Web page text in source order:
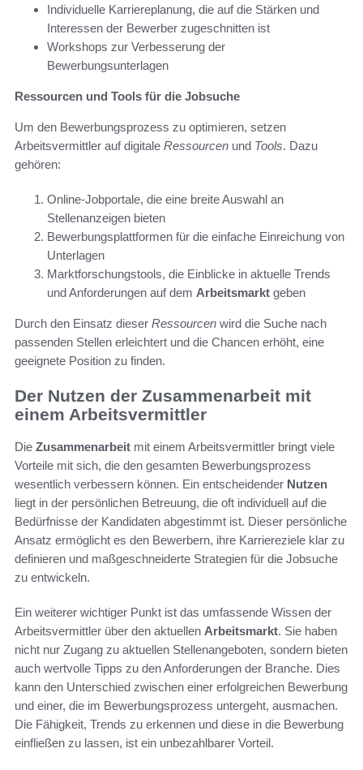
Individuelle Karriereplanung, die auf die Stärken und
Interessen der Bewerber zugeschnitten ist
Workshops zur Verbesserung der
Bewerbungsunterlagen
Ressourcen und Tools für die Jobsuche
Um den Bewerbungsprozess zu optimieren, setzen
Arbeitsvermittler auf digitale Ressourcen und Tools. Dazu
gehören:
Online-Jobportale, die eine breite Auswahl an
Stellenanzeigen bieten
Bewerbungsplattformen für die einfache Einreichung von
Unterlagen
Marktforschungstools, die Einblicke in aktuelle Trends
und Anforderungen auf dem Arbeitsmarkt geben
Durch den Einsatz dieser Ressourcen wird die Suche nach
passenden Stellen erleichtert und die Chancen erhöht, eine
geeignete Position zu finden.
Der Nutzen der Zusammenarbeit mit
einem Arbeitsvermittler
Die Zusammenarbeit mit einem Arbeitsvermittler bringt viele
Vorteile mit sich, die den gesamten Bewerbungsprozess
wesentlich verbessern können. Ein entscheidender Nutzen
liegt in der persönlichen Betreuung, die oft individuell auf die
Bedürfnisse der Kandidaten abgestimmt ist. Dieser persönliche
Ansatz ermöglicht es den Bewerbern, ihre Karriereziele klar zu
definieren und maßgeschneiderte Strategien für die Jobsuche
zu entwickeln.
Ein weiterer wichtiger Punkt ist das umfassende Wissen der
Arbeitsvermittler über den aktuellen Arbeitsmarkt. Sie haben
nicht nur Zugang zu aktuellen Stellenangeboten, sondern bieten
auch wertvolle Tipps zu den Anforderungen der Branche. Dies
kann den Unterschied zwischen einer erfolgreichen Bewerbung
und einer, die im Bewerbungsprozess untergeht, ausmachen.
Die Fähigkeit, Trends zu erkennen und diese in die Bewerbung
einfließen zu lassen, ist ein unbezahlbarer Vorteil.